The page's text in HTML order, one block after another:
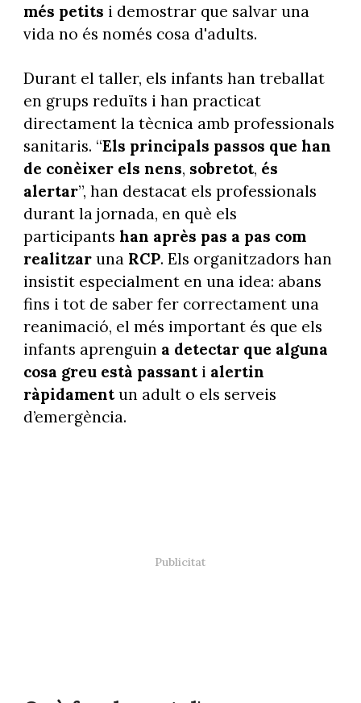
més petits i demostrar que salvar una
vida no és només cosa d'adults.
Durant el taller, els infants han treballat
en grups reduïts i han practicat
directament la tècnica amb professionals
sanitaris. “Els principals passos que han
de conèixer els nens, sobretot, és
alertar”, han destacat els professionals
durant la jornada, en què els
participants han après pas a pas com
realitzaruna RCP. Els organitzadors han
insistit especialment en una idea: abans
fins i tot de saber fer correctament una
reanimació, el més important és que els
infants aprenguin a detectar que alguna
cosa greu està passanti alertin
ràpidamentun adult o els serveis
d’emergència.